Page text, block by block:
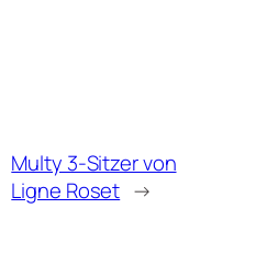
Multy 3-Sitzer von
Ligne Roset →